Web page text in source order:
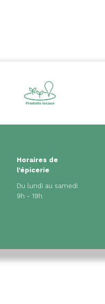
Horaires de
l'épicerie
Du lundi au samedi
9h - 19h